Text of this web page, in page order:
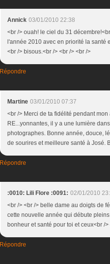
Annick 03/01/2010 22:38
<br /> ouah! le ciel du 31
l'année 2010 avec en priorité la santé
<br /> bisous.<br /> <br /> <br />
Répondre
Martine 03/01/2010 07:37
<br /> Merci de ta fidélité pendant
RE...yonnantes, il y a une lumière
photographes. Bonne année, douce,
de sourires et meilleure santé à José.
Répondre
:0010: Lili Flore :0091: 02/01/2010
<br /> <br /> belle dame au doigts de
cette nouvelle année qui débute
bonheur et santé pour toi et ceux<br /
Répondre